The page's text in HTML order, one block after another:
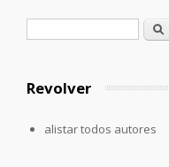
Formulario de
Revolver
alistar todos autores